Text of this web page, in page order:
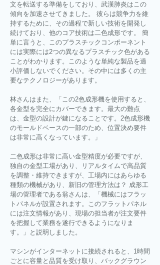
文を転送する準備をしており、武漢肺炎はこの
傾向を加速させてきました。 彼らは競争力を維
持するために、その過程で新しい技術を開発し
続けており、他のコア技術は二色成形です。 簡
単に言うと、このプラスチックコンポーネント
には実際には2つの異なるプラスチック色がある
ことがわかります。このような単純な製品を過
小評価しないでください。その中には多くの主
要なテクノロジーがあります。
林さんはまた、「この2色成形機を使用すると、
各金型を完全にカバーできます。最大の難点
は、金型の設計が鍵になることです。2色成形機
のモールドベースの一部のため、位置決め要件
は非常に高くなっています。」
二色成形は非常に高い金型精度が必要ですが、
独自の金型工場があり、リアルタイムで高品質
を調整・維持できますが、工場内にはあらゆる
種類の機械があり、新旧の管理方法は？ 成形工
場の管理者である翁さんは、「機械にはフラッ
トパネルが設置されます。このフラットパネル
には注文情報があり、現場の担当者が注文要件
を把握して業務を遂行できるようになりま
す。」と説明しました。
マシンがインターネットに接続されると、1時間
ごとに容量と品質を受け取り、バックグラウン